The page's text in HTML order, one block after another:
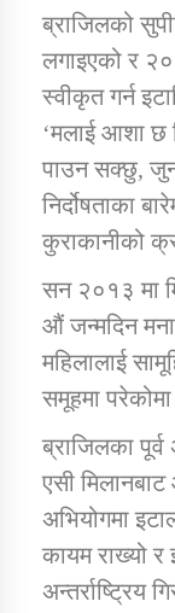
ब्राजिलको
लगाइएको र
स्वीकृत गर्न
‘मलाई आशा छ
पाउन सक्छु, जुन
निर्दोषताका
कुराकानीको
सन २०१३ मा
औं जन्मदिन
महिलालाई
समूहमा परेकोमा
ब्राजिलका पूर्व
एसी
अभियोगमा
कायम राख्यो
अन्तर्राष्ट्रिय